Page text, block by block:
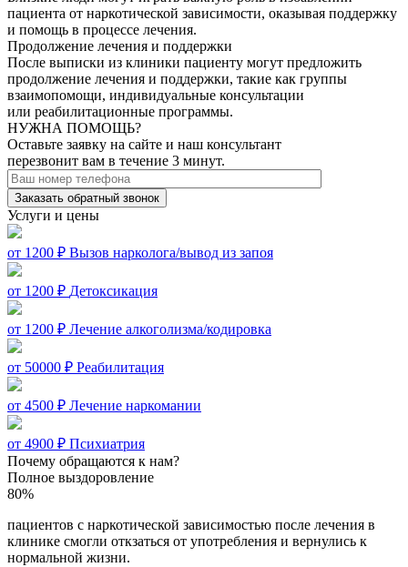
пациента от наркотической зависимости, оказывая поддержку
и помощь в процессе лечения.
Продолжение лечения и поддержки
После выписки из клиники пациенту могут предложить
продолжение лечения и поддержки, такие как группы
взаимопомощи, индивидуальные консультации
или реабилитационные программы.
НУЖНА ПОМОЩЬ?
Оставьте заявку на сайте и наш консультант
перезвонит вам в течение 3 минут.
Заказать обратный звонок
Услуги и цены
от 1200 ₽ Вызов нарколога/вывод из запоя
от 1200 ₽ Детоксикация
от 1200 ₽ Лечение алкоголизма/кодировка
от 50000 ₽ Реабилитация
от 4500 ₽ Лечение наркомании
от 4900 ₽ Психиатрия
Почему обращаются к нам?
Полное выздоровление
80%
пациентов с наркотической зависимостью после лечения в
клинике смогли откзаться от употребления и вернулись к
нормальной жизни.